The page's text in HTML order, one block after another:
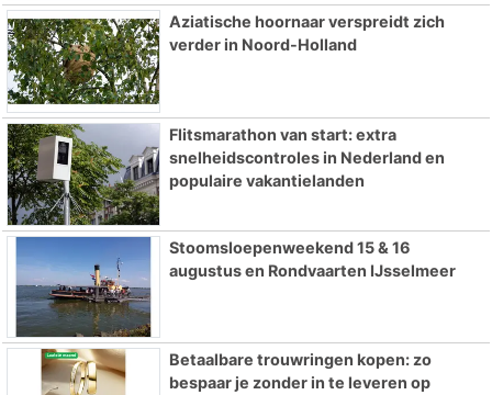
Aziatische hoornaar verspreidt zich
verder in Noord-Holland
Flitsmarathon van start: extra
snelheidscontroles in Nederland en
populaire vakantielanden
Stoomsloepenweekend 15 & 16
augustus en Rondvaarten IJsselmeer
Betaalbare trouwringen kopen: zo
bespaar je zonder in te leveren op